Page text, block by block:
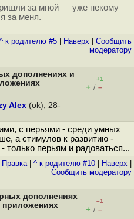
за мной — уже некому
за меня.
^ к родителю #5 Наверх
Cообщить
модератору
дополнениях и
+1
+ / –
Alex (ok), 28-
с перьями - среди умных
а стимулов к развитию -
только перьям и радоваться...
Правка| ^ к родителю #10 Наверх
Cообщить модератору
дополнениях
–1
+ / –